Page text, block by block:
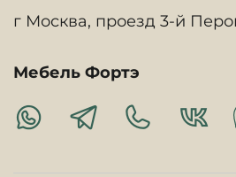
г Москва, проезд 3-й
Мебель Фортэ